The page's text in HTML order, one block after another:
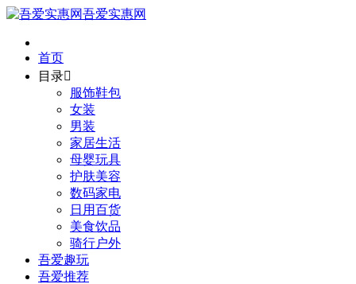
吾爱实惠网
首页
目录
服饰鞋包
女装
男装
家居生活
母婴玩具
护肤美容
数码家电
日用百货
美食饮品
骑行户外
吾爱趣玩
吾爱推荐